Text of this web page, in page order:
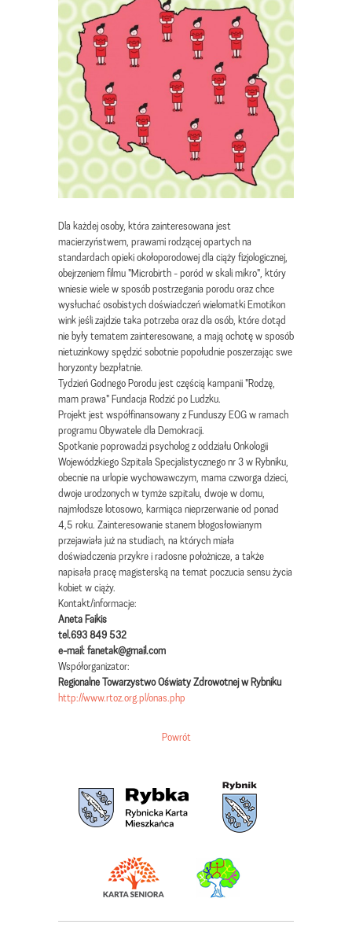
Dla każdej osoby, która zainteresowana jest
macierzyństwem, prawami rodzącej opartych na
standardach opieki okołoporodowej dla ciąży fizjologicznej,
obejrzeniem filmu "Microbirth - poród w skali mikro", który
wniesie wiele w sposób postrzegania porodu oraz chce
wysłuchać osobistych doświadczeń wielomatki Emotikon
wink jeśli zajdzie taka potrzeba oraz dla osób, które dotąd
nie były tematem zainteresowane, a mają ochotę w sposób
nietuzinkowy spędzić sobotnie popołudnie poszerzając swe
horyzonty bezpłatnie.
Tydzień Godnego Porodu jest częścią kampanii "Rodzę,
mam prawa" Fundacja Rodzić po Ludzku.
Projekt jest współfinansowany z Funduszy EOG w ramach
programu Obywatele dla Demokracji.
Spotkanie poprowadzi psycholog z oddziału Onkologii
Wojewódzkiego Szpitala Specjalistycznego nr 3 w Rybniku,
obecnie na urlopie wychowawczym, mama czworga dzieci,
dwoje urodzonych w tymże szpitalu, dwoje w domu,
najmłodsze lotosowo, karmiąca nieprzerwanie od ponad
4,5 roku. Zainteresowanie stanem błogosłowianym
przejawiała już na studiach, na których miała
doświadczenia przykre i radosne położnicze, a także
napisała pracę magisterską na temat poczucia sensu życia
kobiet w ciąży.
Kontakt/informacje:
Aneta Faikis
tel.693 849 532
e-mail: fanetak@gmail.com
Współorganizator:
Regionalne Towarzystwo Oświaty Zdrowotnej w Rybniku
http://www.rtoz.org.pl/onas.php
Powrót